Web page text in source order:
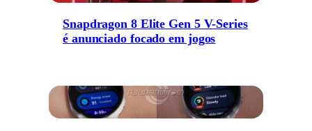
Snapdragon 8 Elite Gen 5 V-Series
é anunciado focado em jogos